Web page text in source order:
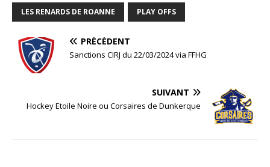
LES RENARDS DE ROANNE PLAY OFFS
PRÉCÉDENT
Sanctions CIRJ du 22/03/2024 via FFHG
SUIVANT
Hockey Etoile Noire ou Corsaires de Dunkerque